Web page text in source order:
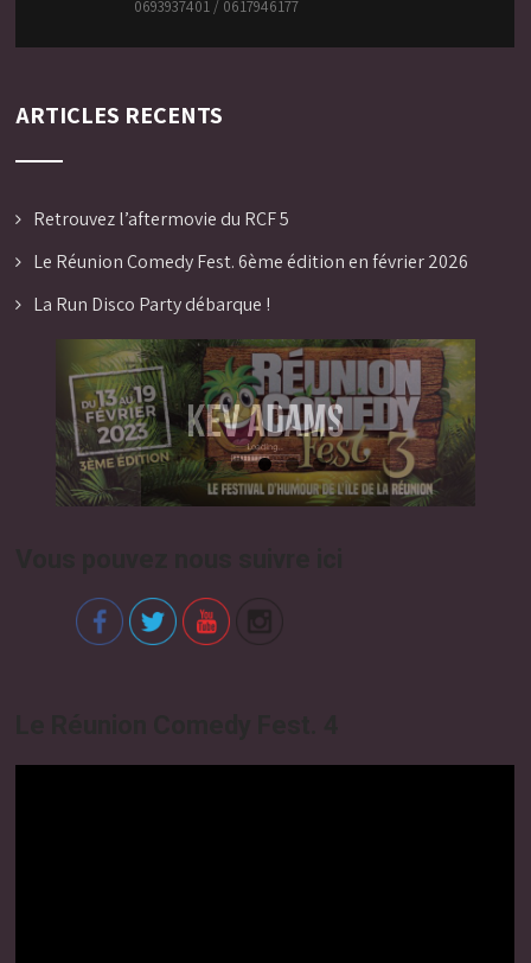
0693937401 / 0617946177
ARTICLES RECENTS
Retrouvez l’aftermovie du RCF 5
Le Réunion Comedy Fest. 6ème édition en février 2026
La Run Disco Party débarque !